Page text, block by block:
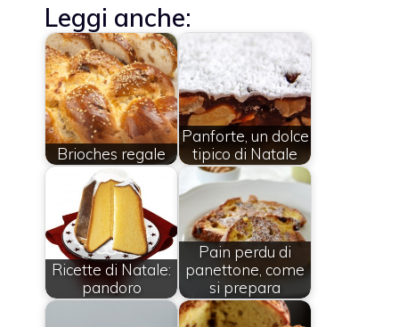
Leggi anche:
Brioches regale
Panforte, un dolce
tipico di Natale
Ricette di Natale:
pandoro
Pain perdu di
panettone, come
si prepara